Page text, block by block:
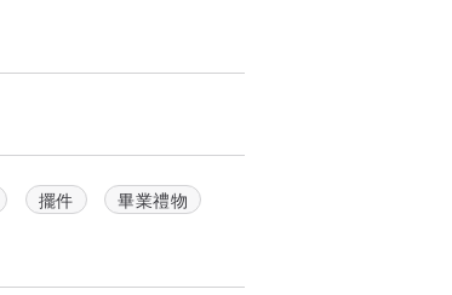
擺件
畢業禮物